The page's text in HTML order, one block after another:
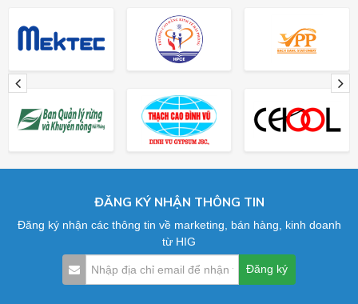
ĐĂNG KÝ NHẬN THÔNG TIN
Đăng ký nhận các thông tin về marketing, bán hàng, kinh doanh
từ HIG